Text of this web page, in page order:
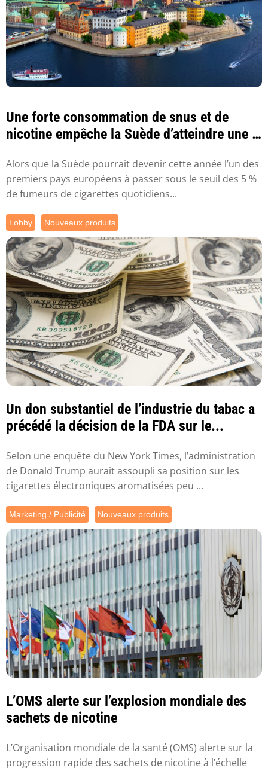
Une forte consommation de snus et de
nicotine empêche la Suède d’atteindre une «
Alors que la Suède pourrait devenir cette année l’un des
premiers pays européens à passer sous le seuil des 5 %
de fumeurs de cigarettes quotidiens...
Lobby Nouveaux produits
Un don substantiel de l’industrie du tabac a
précédé la décision de la FDA sur le...
Selon une enquête du New York Times, l’administration
de Donald Trump aurait assoupli sa position sur les
cigarettes électroniques aromatisées peu ...
Marketing / Publicité Nouveaux produits
L’OMS alerte sur l’explosion mondiale des
sachets de nicotine
L’Organisation mondiale de la santé (OMS) alerte sur la
progression rapide des sachets de nicotine à l’échelle